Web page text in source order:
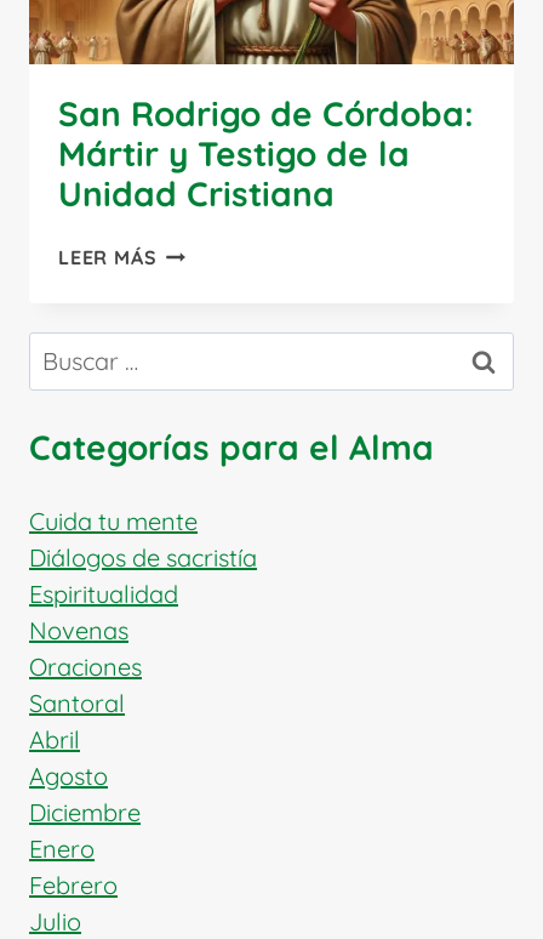
San Rodrigo de Córdoba:
Mártir y Testigo de la
Unidad Cristiana
LEER MÁS SAN
CÓRDOBA:
Y
DE
UNIDAD
CRISTIANA
Buscar:
Categorías para el Alma
Cuida tu mente
Diálogos de sacristía
Espiritualidad
Novenas
Oraciones
Santoral
Abril
Agosto
Diciembre
Enero
Febrero
Julio